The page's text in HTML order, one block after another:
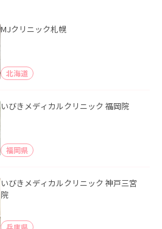
MJクリニック札幌
北海道
いびきメディカルクリニック 福岡院
福岡県
いびきメディカルクリニック 神戸三宮
院